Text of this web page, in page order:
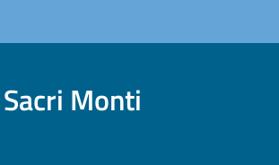
Monti